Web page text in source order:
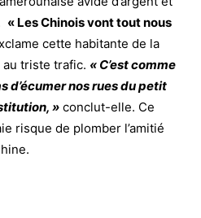
« Les Chinois vont tout nous
cette habitante de la
triste trafic. « C’est comme
d’écumer nos rues du petit
» conclut-elle. Ce
risque de plomber l’amitié